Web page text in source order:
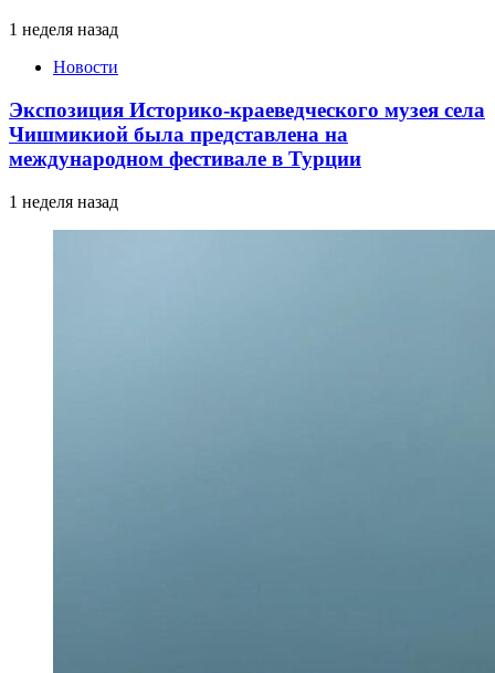
1 неделя назад
Новости
Экспозиция Историко-краеведческого музея села
Чишмикиой была представлена на
международном фестивале в Турции
1 неделя назад